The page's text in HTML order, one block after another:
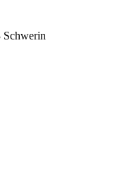
Schwerin